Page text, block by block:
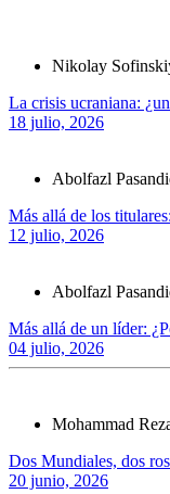
Nikolay
La crisis ucraniana:
18 julio, 2026
Abolfazl
Más allá de los
12 julio, 2026
Abolfazl
Más allá de un líder:
04 julio, 2026
Mohammad
Dos Mundiales, dos
20 junio, 2026